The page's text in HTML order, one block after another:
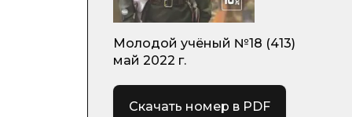
Молодой учёный №18 (413)
май 2022 г.
Скачать номер в PDF